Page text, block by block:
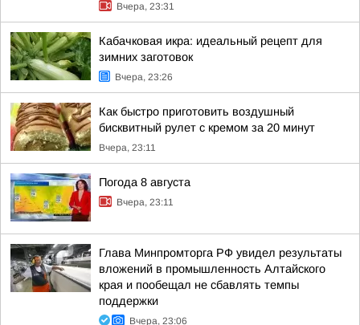
Вчера, 23:31
Кабачковая икра: идеальный рецепт для
зимних заготовок
Вчера, 23:26
Как быстро приготовить воздушный
бисквитный рулет с кремом за 20 минут
Вчера, 23:11
Погода 8 августа
Вчера, 23:11
Глава Минпромторга РФ увидел результаты
вложений в промышленность Алтайского
края и пообещал не сбавлять темпы
поддержки
Вчера, 23:06